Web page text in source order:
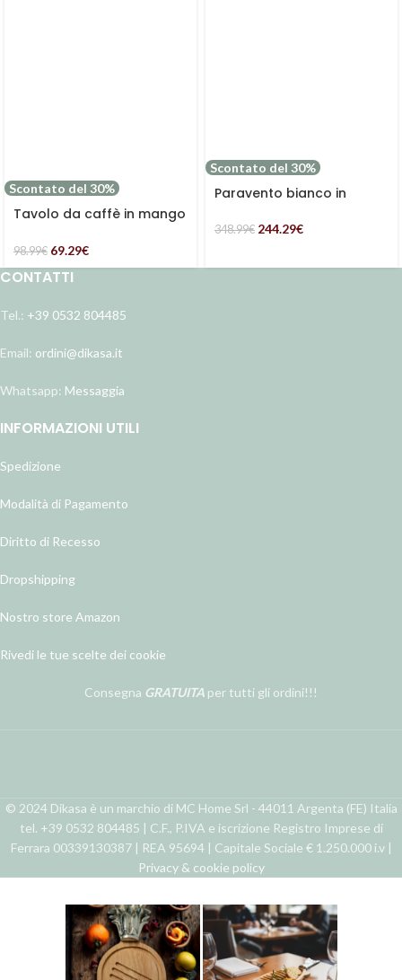
Scontato del 30%
Tavolo da caffè in mango
98.99€ 69.29€
Scontato del 30%
Paravento bianco in
348.99€ 244.29€
CONTATTI
Tel.: +39 0532 804485
Email: ordini@dikasa.it
Whatsapp: Messaggia
INFORMAZIONI UTILI
Spedizione
Modalità di Pagamento
Diritto di Recesso
Dropshipping
Nostro store Amazon
Rivedi le tue scelte dei cookie
Consegna GRATUITA per tutti gli ordini!!!
© 2024 Dikasa è un marchio di MC Home Srl - 44011 Argenta (FE) Italia
tel. +39 0532 804485 | C.F., P.IVA e iscrizione Registro Imprese di
Ferrara 00339130387 | REA 95694 | Capitale Sociale € 1.250.000 i.v |
Privacy & cookie policy